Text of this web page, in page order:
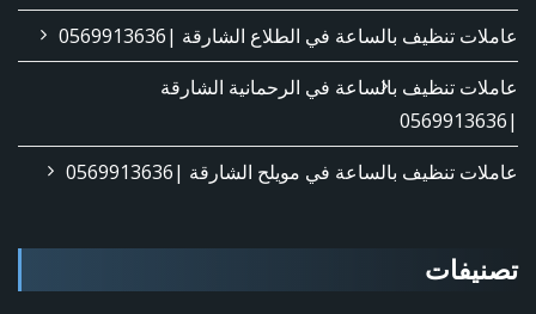
عاملات تنظيف بالساعة في الطلاع الشارقة |0569913636
عاملات تنظيف بالساعة في الرحمانية الشارقة
|0569913636
عاملات تنظيف بالساعة في مويلح الشارقة |0569913636
تصنيفات